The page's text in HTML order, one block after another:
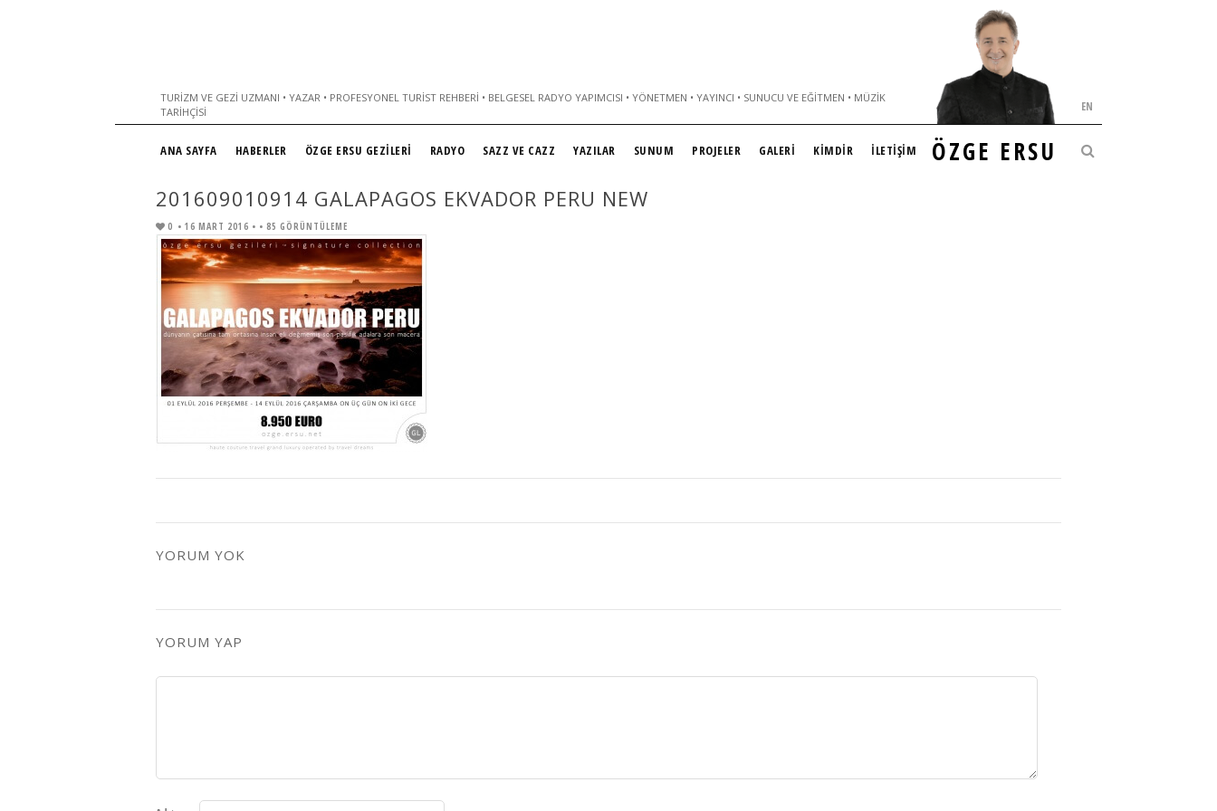
TURIZM VE GEZI UZMANI • YAZAR • PROFESYONEL TURIST REHBERI • BELGESEL RADYO YAPIMCISI • YÖNETMEN • YAYINCI • SUNUCU VE EĞITMEN • MÜZIK
TARIHÇISI
ÖZGE ERSU
EN
ANA SAYFA HABERLER ÖZGE ERSU GEZİLERİ RADYO SAZZ VE CAZZ YAZILAR SUNUM PROJELER GALERİ KİMDİR İLETİŞİM
201609010914 GALAPAGOS EKVADOR PERU NEW
0 • 16 MART 2016 • • 85 GÖRÜNTÜLEME
YORUM YOK
YORUM YAP